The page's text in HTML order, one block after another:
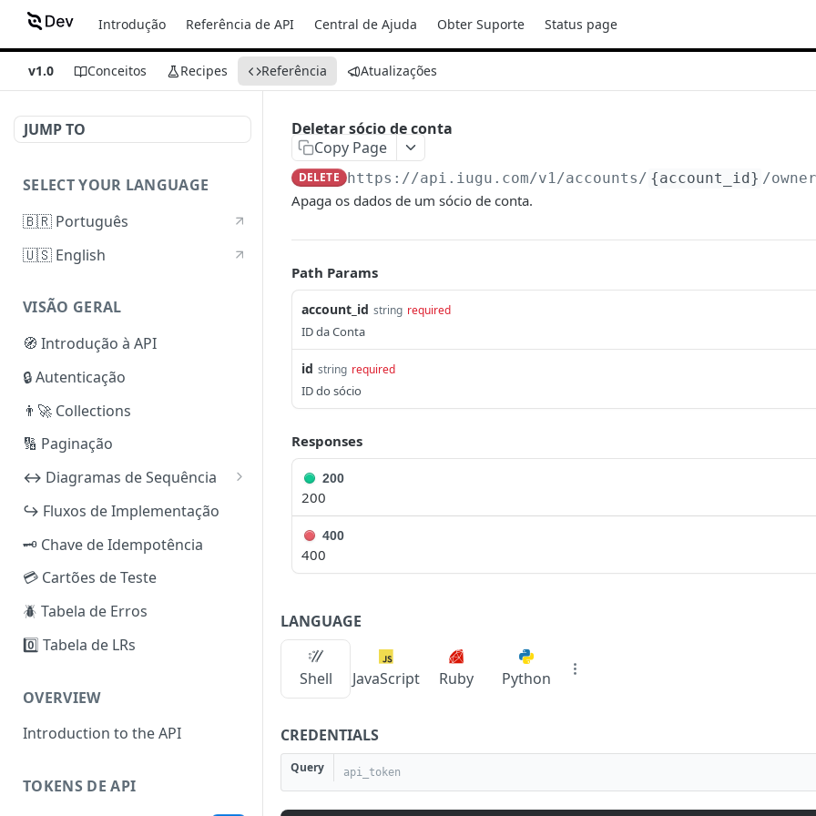
Introdução Referência de API Central de Ajuda Obter Suporte Status page
v1.0 Conceitos Recipes Referência Atualizações
JUMP TO
SELECT YOUR LANGUAGE
🇧🇷 Português
🇺🇸 English
VISÃO GERAL
🧭 Introdução à API
🔒 Autenticação
👨‍🚀 Collections
🔢 Paginação
↔️ Diagramas de Sequência
iuguCobrança
Reembolso [Boleto Bancário
iuguRecorrência
Transparente)
Cartão de Crédito (Checkout
Checkout iugu (todos os
métodos)
iuguBaaS
PIX/TED Out
iuguSplit
↪️ Fluxos de Implementação
🗝️ Chave de Idempotência
💳 Cartões de Teste
🪲 Tabela de Erros
0️⃣ Tabela de LRs
OVERVIEW
Introduction to the API
TOKENS DE API
Deletar sócio de conta
Copy Page
DELETE https://api.iugu.com/v1/accounts/ {account_id} /
Apaga os dados de um sócio de conta.
Path Params
account_id string required
ID da Conta
id string required
ID do sócio
Responses
200
200
400
400
LANGUAGE
Shell JavaScript Ruby Python
CREDENTIALS
Query